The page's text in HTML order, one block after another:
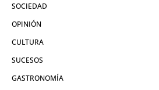
SOCIEDAD
OPINIÓN
CULTURA
SUCESOS
GASTRONOMÍA